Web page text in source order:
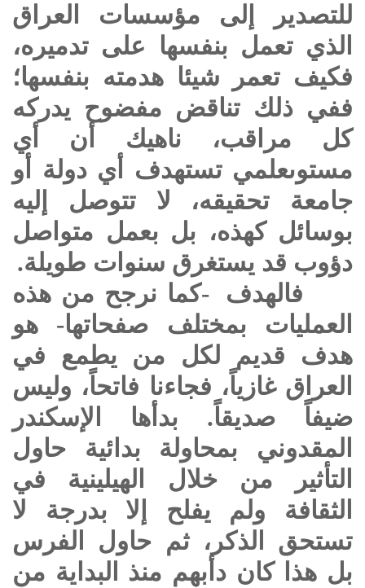
للتصدير إلى مؤسسات العراق
الذي تعمل بنفسها على تدميره،
فكيف تعمر شيئا هدمته بنفسها؛
ففي ذلك تناقض مفضوح يدركه
كل مراقب، ناهيك أن أي
مستوىعلمي تستهدف أي دولة أو
جامعة تحقيقه، لا تتوصل إليه
بوسائل كهذه، بل بعمل متواصل
دؤوب قد يستغرق سنوات طويلة.
فالهدف -كما نرجح من هذه
العمليات بمختلف صفحاتها- هو
هدف قديم لكل من يطمع في
العراق غازياً، فجاءنا فاتحاً، وليس
ضيفاً صديقاً. بدأها الإسكندر
المقدوني بمحاولة بدائية حاول
التأثير من خلال الهيلينية في
الثقافة ولم يفلح إلا بدرجة لا
تستحق الذكر، ثم حاول الفرس
بل هذا كان دأبهم منذ البداية من